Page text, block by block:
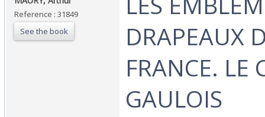
Reference : 31849
See the book
DRAPEAUX
FRANCE. LE
GAULOIS ‎